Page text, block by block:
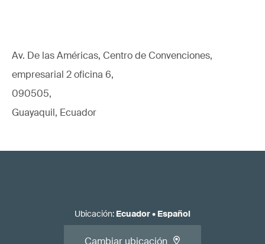
Av. De las Américas, Centro de Convenciones,
empresarial 2 oficina 6,
090505,
Guayaquil, Ecuador
Ubicación: Ecuador• Español
Cambiar ubicación